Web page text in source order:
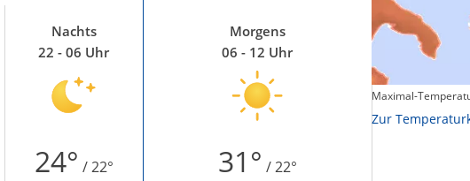
Nachts
22 - 06 Uhr
Morgens
06 - 12 Uhr
24° / 22° 31° / 22°
Zum animierten Regenradar Maximal-
Zur